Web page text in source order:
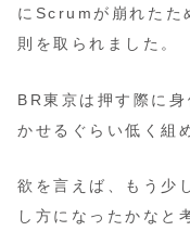
にScrumが崩れたた
則を取られました。
BR東京は押す際に
かせるぐらい低く組
欲を言えば、もう少
し方になったかなと